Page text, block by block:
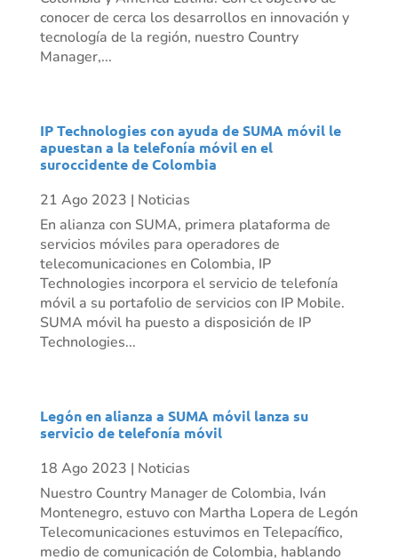
conocer de cerca los desarrollos en innovación y
tecnología de la región, nuestro Country
Manager,...
IP Technologies con ayuda de SUMA móvil le
apuestan a la telefonía móvil en el
suroccidente de Colombia
21 Ago 2023 | Noticias
En alianza con SUMA, primera plataforma de
servicios móviles para operadores de
telecomunicaciones en Colombia, IP
Technologies incorpora el servicio de telefonía
móvil a su portafolio de servicios con IP Mobile.
SUMA móvil ha puesto a disposición de IP
Technologies...
Legón en alianza a SUMA móvil lanza su
servicio de telefonía móvil
18 Ago 2023 | Noticias
Nuestro Country Manager de Colombia, Iván
Montenegro, estuvo con Martha Lopera de Legón
Telecomunicaciones estuvimos en Telepacífico,
medio de comunicación de Colombia, hablando